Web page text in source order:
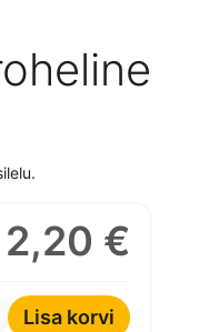
2,20 €
Lisa korvi